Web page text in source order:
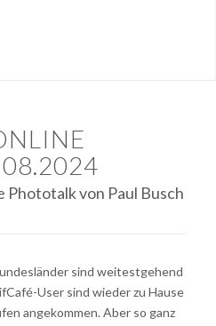
08.2024
Phototalk von Paul Busch
sind weitestgehend
User sind wieder zu Hause
angekommen. Aber so ganz